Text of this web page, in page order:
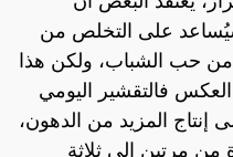
على التخلص من
حب الشباب، ولكن هذا
فالتقشير اليومي
إنتاج المزيد من الدهون،
مرتين إلي ثلاثة